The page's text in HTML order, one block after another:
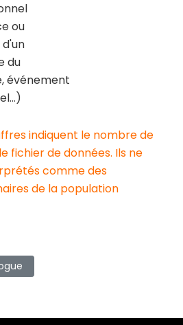
ou
du
événement
indiquent le nombre de
fichier de données. Ils ne
comme des
de la population